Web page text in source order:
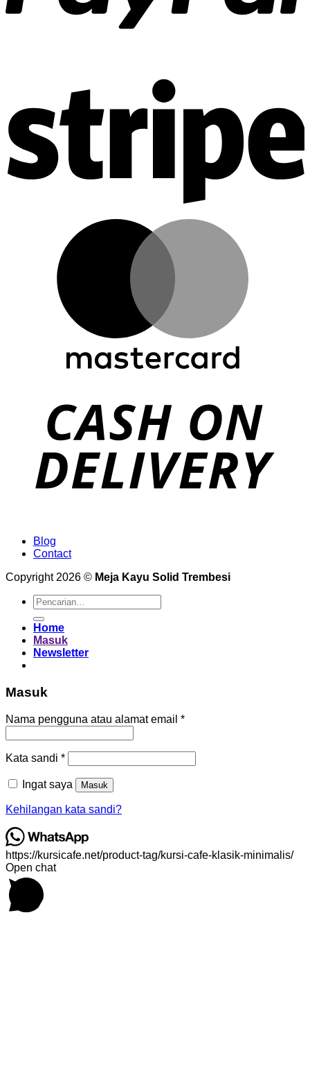
Blog
Contact
Copyright 2026 © Meja Kayu Solid Trembesi
Pencarian
untuk:
Home
Masuk
Newsletter
Masuk
Nama pengguna atau alamat email *Wajib
Kata sandi *Wajib
Ingat saya Masuk
Kehilangan kata sandi?
https://kursicafe.net/product-tag/kursi-cafe-klasik-minimalis/
Open chat